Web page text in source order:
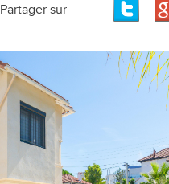
Partager sur